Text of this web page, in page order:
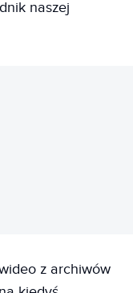
naszej
z archiwów